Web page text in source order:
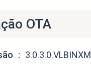
OTA
3.0.3.0.VLBINXM